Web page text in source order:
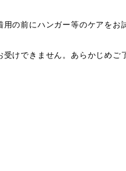
の前にハンガー等のケアをお
けできません。あらかじめご